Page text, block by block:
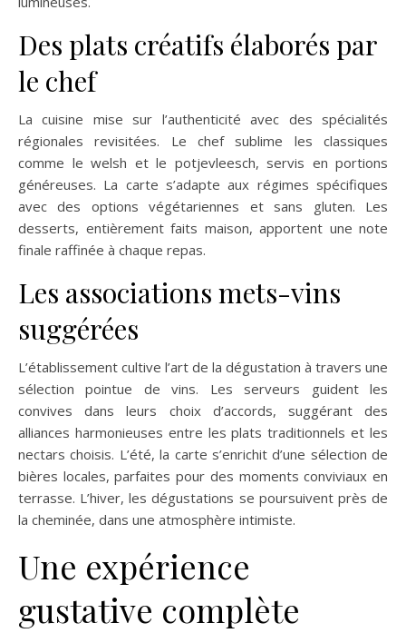
Des plats créatifs élaborés par
le chef
La cuisine mise sur l’authenticité avec des spécialités
régionales revisitées. Le chef sublime les classiques
comme le welsh et le potjevleesch, servis en portions
généreuses. La carte s’adapte aux régimes spécifiques
avec des options végétariennes et sans gluten. Les
desserts, entièrement faits maison, apportent une note
finale raffinée à chaque repas.
Les associations mets-vins
suggérées
L’établissement cultive l’art de la dégustation à travers une
sélection pointue de vins. Les serveurs guident les
convives dans leurs choix d’accords, suggérant des
alliances harmonieuses entre les plats traditionnels et les
nectars choisis. L’été, la carte s’enrichit d’une sélection de
bières locales, parfaites pour des moments conviviaux en
terrasse. L’hiver, les dégustations se poursuivent près de
la cheminée, dans une atmosphère intimiste.
Une expérience
gustative complète